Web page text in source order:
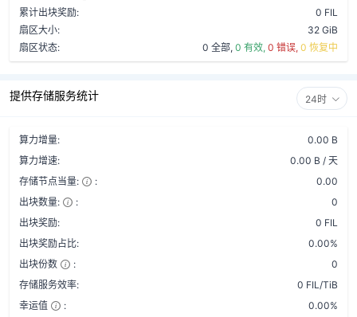
累计出块奖励:
0 FIL
扇区大小:
32 GiB
扇区状态:
0 全部, 0 有效, 0 错误, 0 恢复中
提供存储服务统计 24时
算力增量:
0.00 B
算力增速:
0.00 B / 天
存储节点当量:
:
0.00
出块数量:
:
0
出块奖励:
0 FIL
出块奖励占比:
0.00%
出块份数
:
0
存储服务效率:
0 FIL/TiB
幸运值
: 0.00%